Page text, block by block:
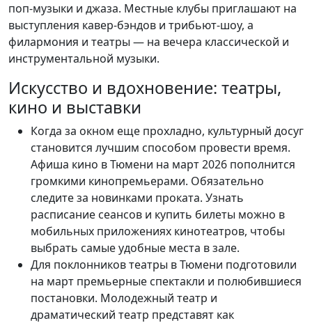
поп-музыки и джаза. Местные клубы приглашают на
выступления кавер-бэндов и трибьют-шоу, а
филармония и театры — на вечера классической и
инструментальной музыки.
Искусство и вдохновение: театры,
кино и выставки
Когда за окном еще прохладно, культурный досуг
становится лучшим способом провести время.
Афиша кино в Тюмени на март 2026 пополнится
громкими кинопремьерами. Обязательно
следите за новинками проката. Узнать
расписание сеансов и купить билеты можно в
мобильных приложениях кинотеатров, чтобы
выбрать самые удобные места в зале.
Для поклонников театры в Тюмени подготовили
на март премьерные спектакли и полюбившиеся
постановки. Молодежный театр и
драматический театр представят как